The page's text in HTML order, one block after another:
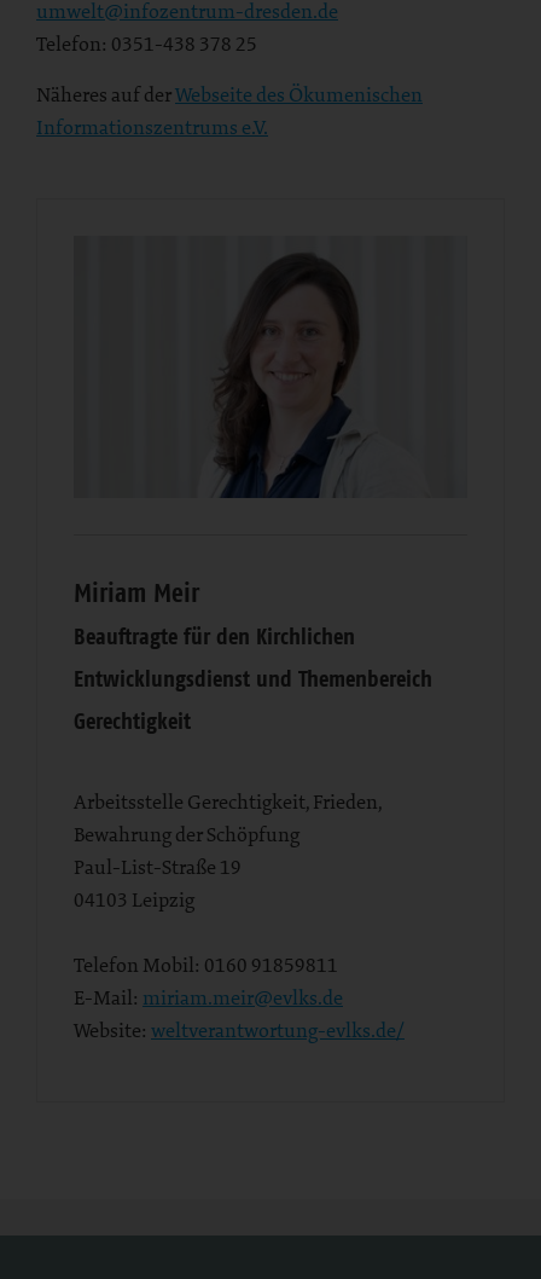
umwelt@infozentrum-dresden.de
Telefon: 0351-438 378 25
Näheres auf derWebseite des Ökumenischen
Informationszentrums e.V.
Miriam Meir
Beauftragte für den Kirchlichen
Entwicklungsdienst und Themenbereich
Gerechtigkeit
Arbeitsstelle Gerechtigkeit, Frieden,
Bewahrung der Schöpfung
Paul-List-Straße 19
04103 Leipzig
Telefon Mobil: 0160 91859811
E-Mail: miriam.meir@evlks.de
Website: weltverantwortung-evlks.de/